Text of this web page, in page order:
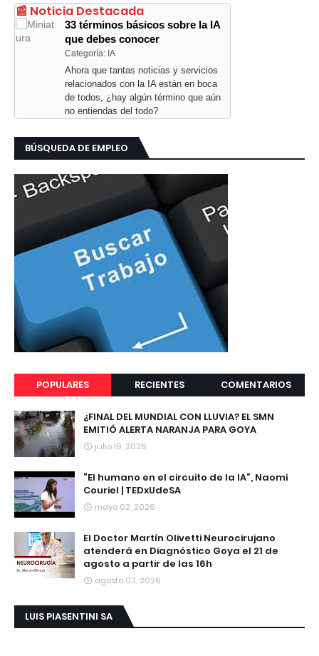
📰 Noticia Destacada
33 términos básicos sobre la IA
que debes conocer
Categoría: IA
Ahora que tantas noticias y servicios
relacionados con la IA están en boca
de todos, ¿hay algún término que aún
no entiendas del todo?
BÚSQUEDA DE EMPLEO
POPULARES RECIENTES COMENTARIOS
¿FINAL DEL MUNDIAL CON LLUVIA? EL SMN
EMITIÓ ALERTA NARANJA PARA GOYA
julio 19, 2026
“El humano en el circuito de la IA”, Naomi
Couriel | TEDxUdeSA
mayo 02, 2026
El Doctor Martín Olivetti Neurocirujano
atenderá en Diagnóstico Goya el 21 de
agosto a partir de las 16h
agosto 03, 2026
LUIS PIASENTINI SA